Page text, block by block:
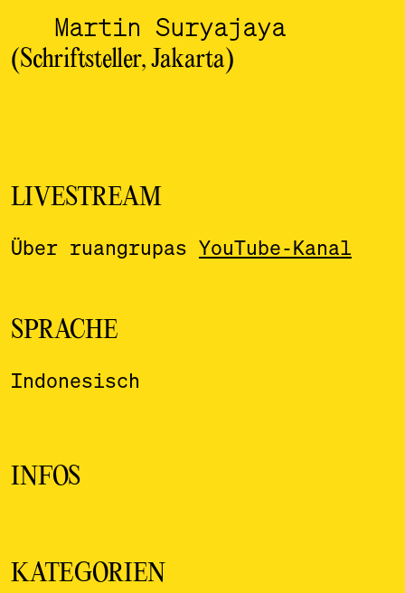
Martin Suryajaya
(Schriftsteller, Jakarta)
LIVESTREAM
Über ruangrupas YouTube-Kanal
SPRACHE
Indonesisch
INFOS
KATEGORIEN